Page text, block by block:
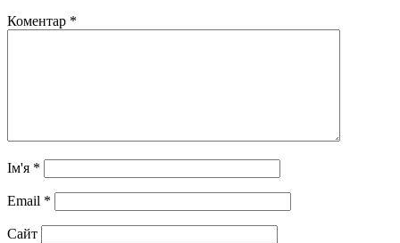
Коментар *
Ім'я *
Email *
Сайт